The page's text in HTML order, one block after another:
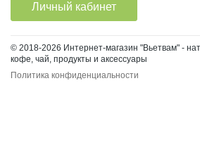
Личный кабинет
© 2018-2026 Интернет-магазин "Вьетвам" -
кофе, чай, продукты и аксессуары
Политика конфиденциальности